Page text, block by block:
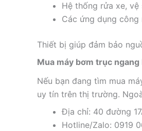
Hệ thống rửa xe, vệ
Các ứng dụng công
Thiết bị giúp đảm bảo
Mua máy bơm trục ngang
Nếu bạn đang tìm mua
uy tín trên thị trường.
Địa chỉ: 40 đường
Hotline/Zalo: 0919